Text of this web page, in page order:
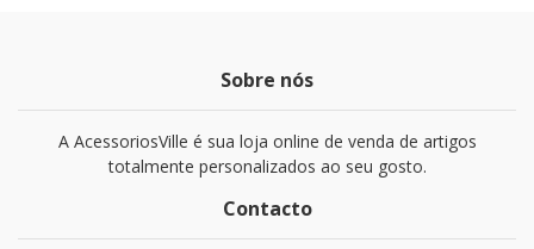
Sobre nós
A AcessoriosVille é sua loja online de venda de artigos
totalmente personalizados ao seu gosto.
Contacto